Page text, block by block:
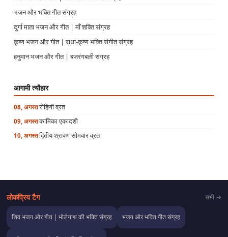
भजन और भक्ति गीत संग्रह
दुर्गा माता भजन और गीत | माँ शक्ति संग्रह
कृष्ण भजन और गीत | राधा-कृष्ण भक्ति संगीत संग्रह
हनुमान भजन और गीत | बजरंगबली संग्रह
आगामी त्यौहार
08, अगस्तरोहिणी व्रत
09, अगस्तकामिका एकादशी
10, अगस्तद्वितीय श्रावण सोमवार व्रत
लोकप्रिय टैग सभी →
शिव भजन और गीत | भोलेनाथ की भक्ति संग्रह भजन और भक्ति गीत संग्रह